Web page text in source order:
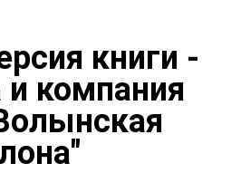
книги -
компания